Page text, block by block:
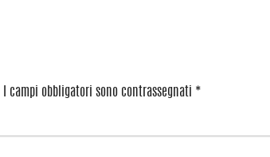
I campi obbligatori sono contrassegnati *